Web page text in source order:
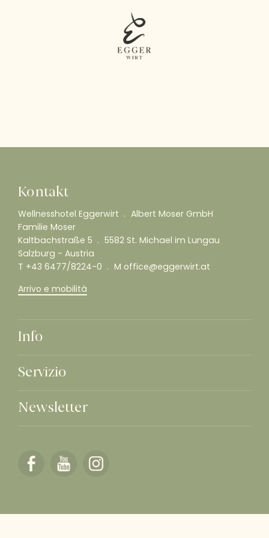
Kontakt
Wellnesshotel Eggerwirt
Albert Moser GmbH
Familie Moser
Kaltbachstraße 5
5582 St. Michael im Lungau
Salzburg - Austria
T +43 6477/8224-0 M office@eggerwirt.at
Arrivo e mobilità
Info
Servizio
Newsletter